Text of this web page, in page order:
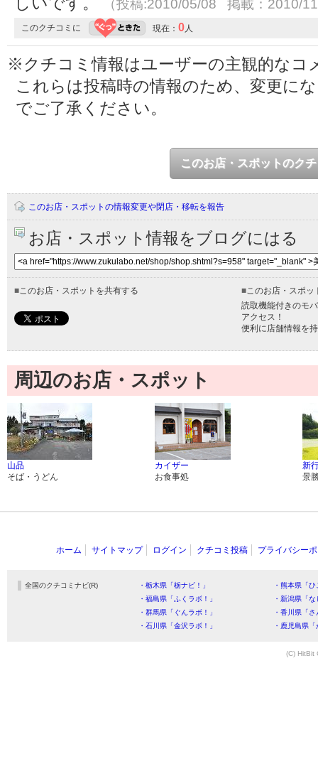
（投稿:2010/05/08 掲載：2010/
このクチコミに 現在： 0人
※クチコミ情報はユーザーの主観的なコ
これらは投稿時の情報のため、変更に
でご了承ください。
このお店・スポットのク
このお店・スポットの情報変更や閉店・移転を報告
お店・スポット情報をブログにはる
■このお店・スポットを共有する ■このお店・スポッ
読取機能付きのモ
アクセス！
便利に店舗情報を
周辺のお店・スポット
山品
そば・うどん
カイザー
お食事処
新
景
ホーム サイトマップ ログイン クチコミ投稿 プライバシー
全国のクチコミナビ(R) ・栃木県「栃ナビ！」
・熊本県「
・福島県「ふくラボ！」
・新潟県「
・群馬県「ぐんラボ！」
・香川県「
・石川県「金沢ラボ！」
・鹿児島県
(C) HitBit